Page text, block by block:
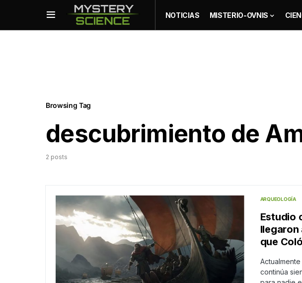
NOTICIAS MISTERIO-OVNIS
Browsing Tag
descubrimiento de
2 posts
ARQUEOLOGÍA
Estudio
llegaron
que
continúa